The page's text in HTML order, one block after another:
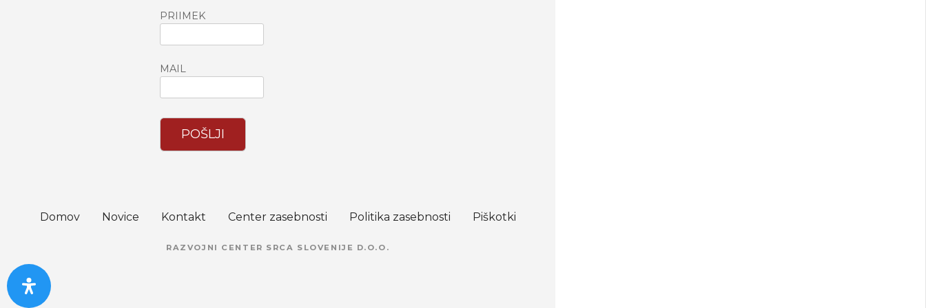
PRIIMEK
MAIL
POŠLJI
Domov Novice Kontakt Center zasebnosti Politika zasebnosti Piškotki
RAZVOJNI CENTER SRCA SLOVENIJE D.O.O.